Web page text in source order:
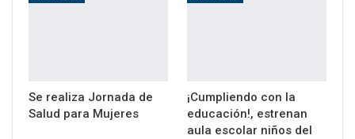
Se realiza Jornada de
Salud para Mujeres
¡Cumpliendo con la
educación!, estrenan
aula escolar niños del